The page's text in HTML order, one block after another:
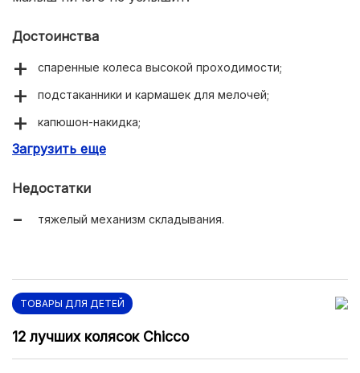
Достоинства
спаренные колеса высокой проходимости;
подстаканники и кармашек для мелочей;
капюшон-накидка;
мягкая пружинная амортизация;
Загрузить еще
Недостатки
тяжелый механизм складывания.
ТОВАРЫ ДЛЯ ДЕТЕЙ
12 лучших колясок Chicco